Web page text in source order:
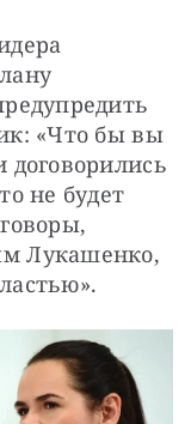
«Что бы вы
не будет
Лукашенко,